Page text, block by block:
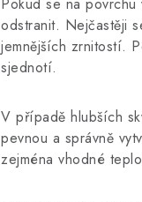
Pokud se na
odstranit. Nejčastěji
jemnějších zrnitostí.
sjednotí.
V případě hlubších
pevnou a správně
zejména vhodné